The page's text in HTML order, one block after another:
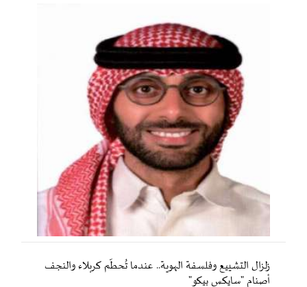
زلزال التشييع وفلسفة الهوية.. عندما تُحطّم كربلاء والنجف
أصنام "سايكس بيكو"